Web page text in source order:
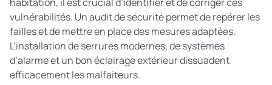
vulnérabilités. Un audit de sécurité permet de repérer les
failles et de mettre en place des mesures adaptées.
L’installation de serrures modernes, de systèmes
d’alarme et un bon éclairage extérieur dissuadent
efficacement les malfaiteurs.